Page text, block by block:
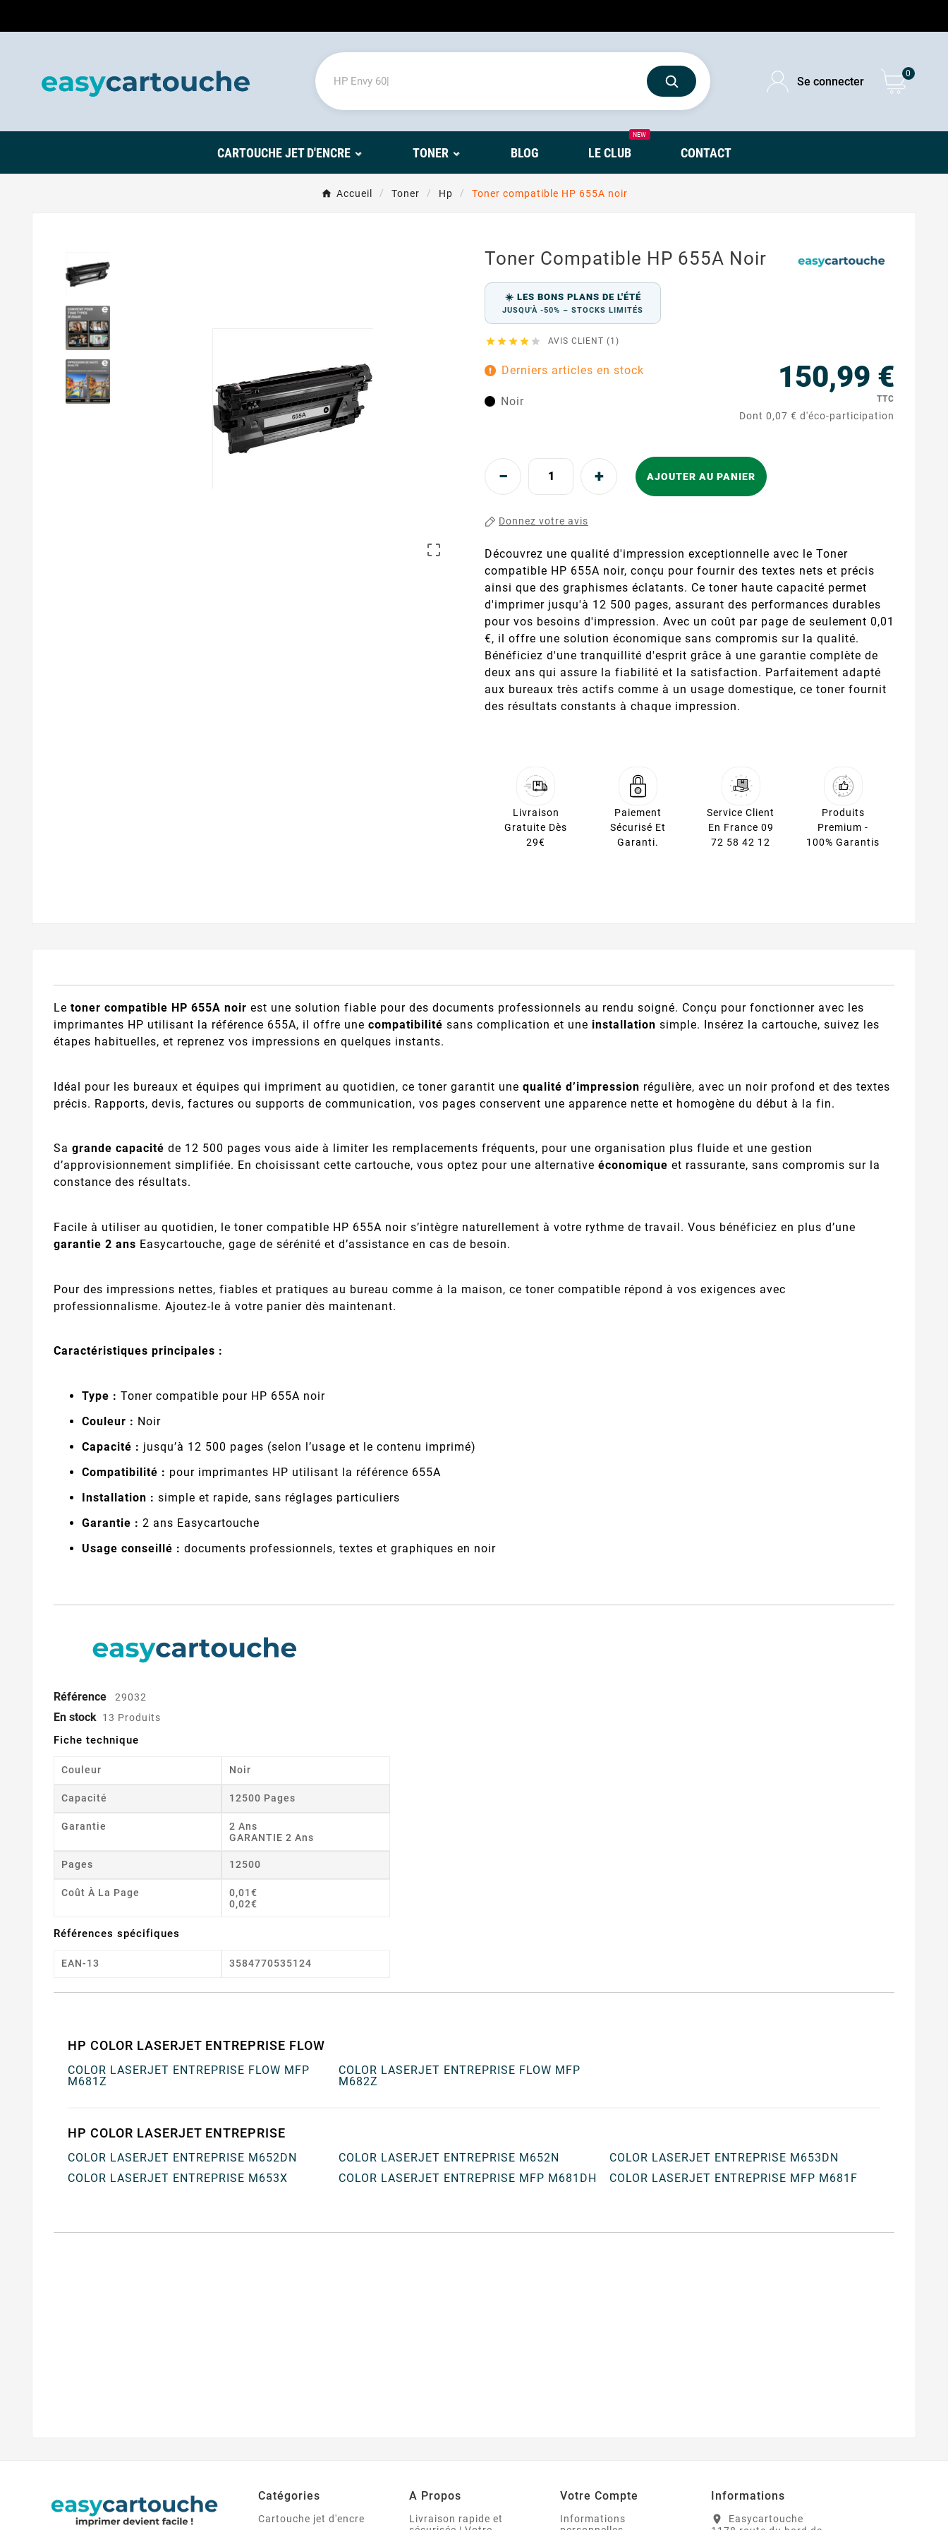
Se connecter
0
CARTOUCHE JET D'ENCRE TONER BLOG LE CLUB
NEW
CONTACT
Accueil Toner Hp Toner compatible HP 655A noir

Toner Compatible HP 655A Noir
☀️ LES BONS PLANS DE L'ÉTÉ
JUSQU'À -50% – STOCKS LIMITÉS
     AVIS CLIENT (1)
150,99 €
TTC
Dont 0,07 € d'éco-participation
Derniers articles en stock
Noir
AJOUTER AU PANIER
Donnez votre avis
Découvrez une qualité d'impression exceptionnelle avec le Toner
compatible HP 655A noir, conçu pour fournir des textes nets et précis
ainsi que des graphismes éclatants. Ce toner haute capacité permet
d'imprimer jusqu'à 12 500 pages, assurant des performances durables
pour vos besoins d'impression. Avec un coût par page de seulement 0,01
€, il offre une solution économique sans compromis sur la qualité.
Bénéficiez d'une tranquillité d'esprit grâce à une garantie complète de
deux ans qui assure la fiabilité et la satisfaction. Parfaitement adapté
aux bureaux très actifs comme à un usage domestique, ce toner fournit
des résultats constants à chaque impression.
Livraison
Gratuite Dès
29€
Paiement
Sécurisé Et
Garanti.
Service Client
En France 09
72 58 42 12
Produits
Premium -
100% Garantis
Le toner compatible HP 655A noir est une solution fiable pour des documents professionnels au rendu soigné. Conçu pour fonctionner avec les
imprimantes HP utilisant la référence 655A, il offre une compatibilité sans complication et une installation simple. Insérez la cartouche, suivez les
étapes habituelles, et reprenez vos impressions en quelques instants.
Idéal pour les bureaux et équipes qui impriment au quotidien, ce toner garantit une qualité d’impression régulière, avec un noir profond et des textes
précis. Rapports, devis, factures ou supports de communication, vos pages conservent une apparence nette et homogène du début à la fin.
Sa grande capacité de 12 500 pages vous aide à limiter les remplacements fréquents, pour une organisation plus fluide et une gestion
d’approvisionnement simplifiée. En choisissant cette cartouche, vous optez pour une alternative économique et rassurante, sans compromis sur la
constance des résultats.
Facile à utiliser au quotidien, le toner compatible HP 655A noir s’intègre naturellement à votre rythme de travail. Vous bénéficiez en plus d’une
garantie 2 ans Easycartouche, gage de sérénité et d’assistance en cas de besoin.
Pour des impressions nettes, fiables et pratiques au bureau comme à la maison, ce toner compatible répond à vos exigences avec
professionnalisme. Ajoutez-le à votre panier dès maintenant.
Caractéristiques principales :
Type : Toner compatible pour HP 655A noir
Couleur : Noir
Capacité : jusqu’à 12 500 pages (selon l’usage et le contenu imprimé)
Compatibilité : pour imprimantes HP utilisant la référence 655A
Installation : simple et rapide, sans réglages particuliers
Garantie : 2 ans Easycartouche
Usage conseillé : documents professionnels, textes et graphiques en noir
Référence 29032
En stock 13 Produits
Fiche technique
Couleur Noir
Capacité 12500 Pages
Garantie
2 Ans
GARANTIE 2 Ans
Pages 12500
Coût À La Page
0,01€
0,02€
Références spécifiques
EAN-13 3584770535124
HP COLOR LASERJET ENTREPRISE FLOW
COLOR LASERJET ENTREPRISE FLOW MFP
M681Z
COLOR LASERJET ENTREPRISE FLOW MFP
M682Z
HP COLOR LASERJET ENTREPRISE
COLOR LASERJET ENTREPRISE M652DN COLOR LASERJET ENTREPRISE M652N
COLOR LASERJET ENTREPRISE M653DN
COLOR LASERJET ENTREPRISE M653X
COLOR LASERJET ENTREPRISE MFP M681DH COLOR LASERJET ENTREPRISE MFP M681F
Catégories
Cartouche jet d'encre
A Propos
Livraison rapide et
Votre Compte
Informations
Informations
location_on
Easycartouche